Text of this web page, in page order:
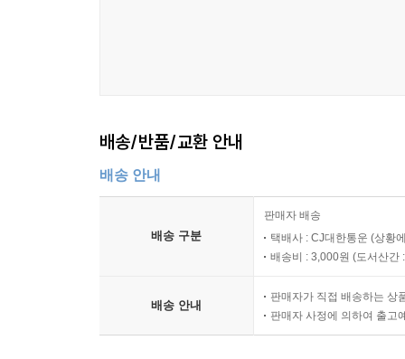
배송/반품/교환 안내
배송 안내
배송 구분
판매자 배송
택배사 : CJ대한통운 (상황
배송비 : 3,000원 (도서산간
배송 안내
판매자가 직접 배송하는 상
판매자 사정에 의하여 출고